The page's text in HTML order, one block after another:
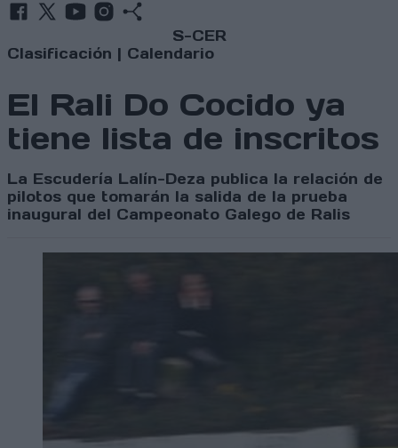
S-CER
Clasificación | Calendario
El Rali Do Cocido ya
tiene lista de inscritos
La Escudería Lalín-Deza publica la relación de
pilotos que tomarán la salida de la prueba
inaugural del Campeonato Galego de Ralis